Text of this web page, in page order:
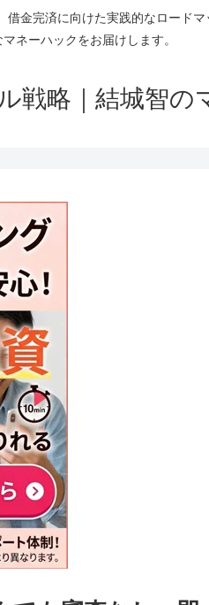
金完済に向けた実践的なロード
ネーハックをお届けします。
戦略｜結城智の